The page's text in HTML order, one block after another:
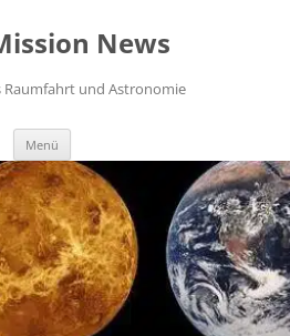
News
Raumfahrt und Astronomie
Menü